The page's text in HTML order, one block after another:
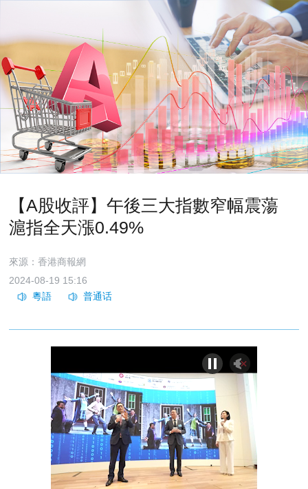
【A股收評】午後三大指數窄幅震蕩
滬指全天漲0.49%
來源：香港商報網
2024-08-19 15:16